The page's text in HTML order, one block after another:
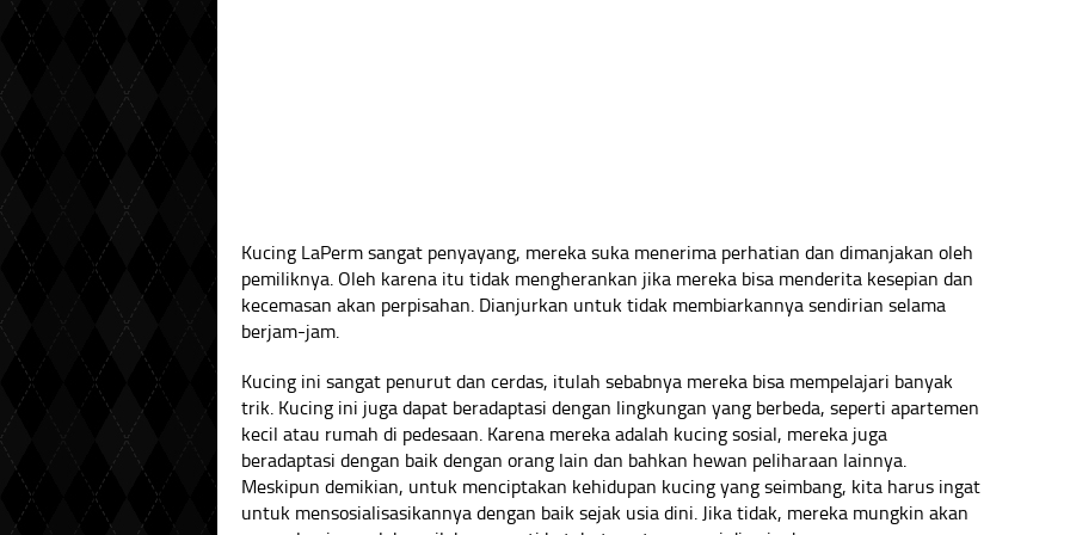
Kucing LaPerm sangat penyayang, mereka suka menerima perhatian dan dimanjakan oleh
pemiliknya. Oleh karena itu tidak mengherankan jika mereka bisa menderita kesepian dan
kecemasan akan perpisahan. Dianjurkan untuk tidak membiarkannya sendirian selama
berjam-jam.
Kucing ini sangat penurut dan cerdas, itulah sebabnya mereka bisa mempelajari banyak
trik. Kucing ini juga dapat beradaptasi dengan lingkungan yang berbeda, seperti apartemen
kecil atau rumah di pedesaan. Karena mereka adalah kucing sosial, mereka juga
beradaptasi dengan baik dengan orang lain dan bahkan hewan peliharaan lainnya.
Meskipun demikian, untuk menciptakan kehidupan kucing yang seimbang, kita harus ingat
untuk mensosialisasikannya dengan baik sejak usia dini. Jika tidak, mereka mungkin akan